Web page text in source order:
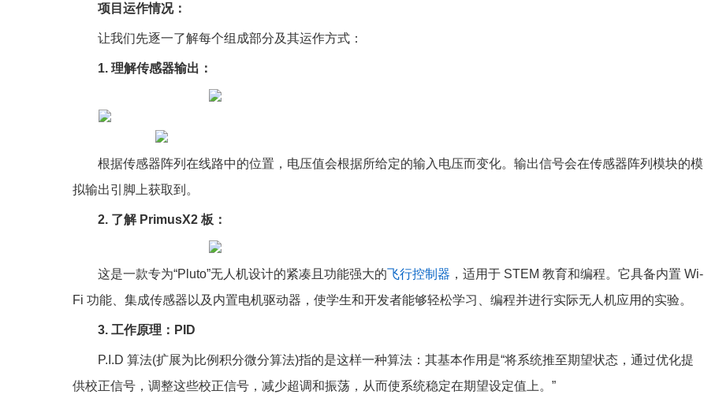
项目运作情况：
让我们先逐一了解每个组成部分及其运作方式：
1. 理解传感器输出：
根据传感器阵列在线路中的位置，电压值会根据所给定的输入电压而变化。输出信号会在传感器阵列模块的模
拟输出引脚上获取到。
2. 了解 PrimusX2 板：
这是一款专为“Pluto”无人机设计的紧凑且功能强大的飞行控制器 ，适用于 STEM 教育和编程。它具备内置 Wi-
Fi 功能、集成传感器以及内置电机驱动器，使学生和开发者能够轻松学习、编程并进行实际无人机应用的实验。
3. 工作原理：PID
P.I.D 算法(扩展为比例积分微分算法)指的是这样一种算法：其基本作用是“将系统推至期望状态，通过优化提
供校正信号，调整这些校正信号，减少超调和振荡，从而使系统稳定在期望设定值上。”